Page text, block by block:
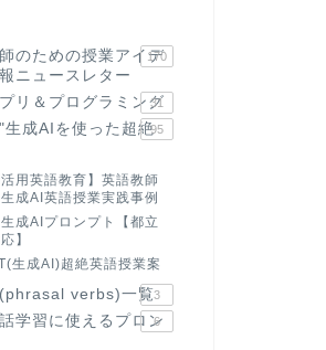
のための授業アイデ
ニュースレター
170
リ＆プログラミング
31
生成AIを使った超絶95
活用英語教育】英語教師
成AI英語授業実践事例
成AIプロンプト【都立
】
生成AI)超絶英語授業案
verbs)一覧3
学習に使えるプロン
6